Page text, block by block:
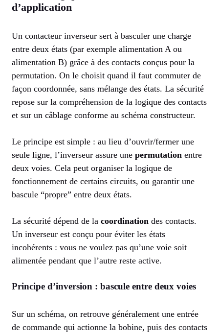
d’application
Un contacteur inverseur sert à basculer une charge
entre deux états (par exemple alimentation A ou
alimentation B) grâce à des contacts conçus pour la
permutation. On le choisit quand il faut commuter de
façon coordonnée, sans mélange des états. La sécurité
repose sur la compréhension de la logique des contacts
et sur un câblage conforme au schéma constructeur.
Le principe est simple : au lieu d’ouvrir/fermer une
seule ligne, l’inverseur assure une permutation entre
deux voies. Cela peut organiser la logique de
fonctionnement de certains circuits, ou garantir une
bascule “propre” entre deux états.
La sécurité dépend de la coordination des contacts.
Un inverseur est conçu pour éviter les états
incohérents : vous ne voulez pas qu’une voie soit
alimentée pendant que l’autre reste active.
Principe d’inversion : bascule entre deux voies
Sur un schéma, on retrouve généralement une entrée
de commande qui actionne la bobine, puis des contacts